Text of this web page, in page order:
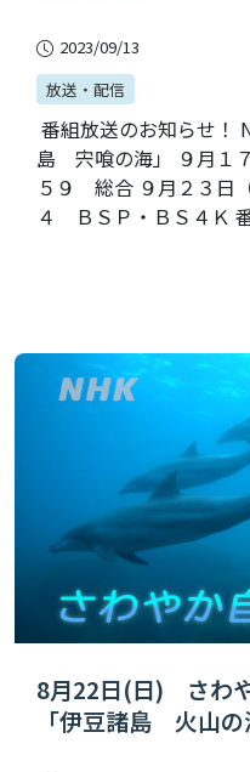
2023/09/13
放送・配信
番組放送のお知らせ！
島 宍喰の海」 ９月１
５９ 総合 ９月２３日
４ ＢＳＰ・ＢＳ４Ｋ
8月22日(日) さわ
「伊豆諸島 火山の